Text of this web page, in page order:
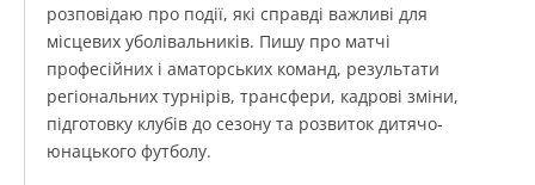
розповідаю про події, які справді важливі для
місцевих уболівальників. Пишу про матчі
професійних і аматорських команд, результати
регіональних турнірів, трансфери, кадрові зміни,
підготовку клубів до сезону та розвиток дитячо-
юнацького футболу.